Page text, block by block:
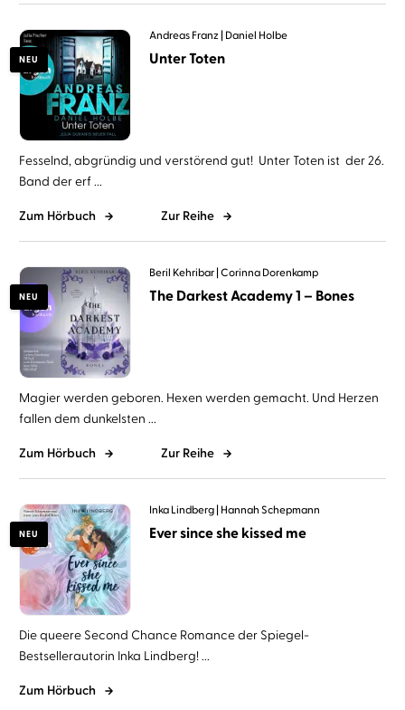
NEU
Andreas Franz Daniel Holbe
Unter Toten
Fesselnd, abgründig und verstörend gut! Unter Toten ist der 26.
Band der erf ...
Zum Hörbuch Zur Reihe
NEU
Beril Kehribar Corinna Dorenkamp
The Darkest Academy 1 – Bones
Magier werden geboren. Hexen werden gemacht. Und Herzen
fallen dem dunkelsten ...
Zum Hörbuch Zur Reihe
NEU
Inka Lindberg Hannah Schepmann
Ever since she kissed me
Die queere Second Chance Romance der Spiegel-
Bestsellerautorin Inka Lindberg! ...
Zum Hörbuch